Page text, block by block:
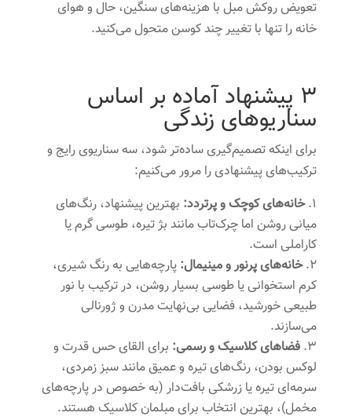
تعویض روکش مبل با هزینه‌های سنگین، حال و هوای
خانه را تنها با تغییر چند کوسن متحول می‌کنید.
۳ پیشنهاد آماده بر اساس
سناریوهای زندگی
برای اینکه تصمیم‌گیری ساده‌تر شود، سه سناریوی رایج و
ترکیب‌های پیشنهادی را مرور می‌کنیم:
خانه‌های کوچک و پرتردد: بهترین پیشنهاد، رنگ‌های
میانی روشن اما چرک‌تاب مانند بژ تیره، طوسی گرم یا
کاراملی است.
خانه‌های پرنور و مینیمال: پارچه‌هایی به رنگ شیری،
کرم استخوانی یا طوسی بسیار روشن، در ترکیب با نور
طبیعی خورشید، فضایی بی‌نهایت مدرن و ژورنالی
می‌سازند.
فضاهای کلاسیک و رسمی: برای القای حس قدرت و
لوکس بودن، رنگ‌های تیره و عمیق مانند سبز زمردی،
سرمه‌ای تیره یا زرشکی بافت‌دار (به خصوص در پارچه‌های
مخمل)، بهترین انتخاب برای مبلمان کلاسیک هستند.